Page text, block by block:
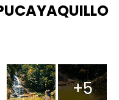
+5